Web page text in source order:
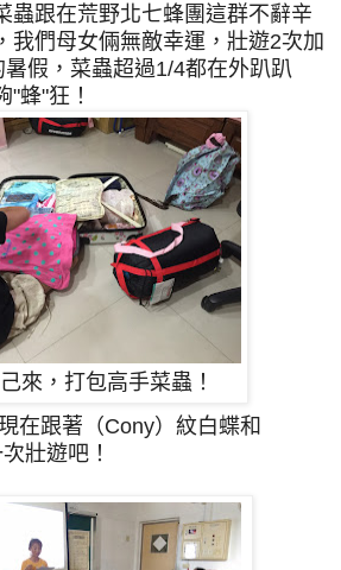
蟲跟在荒野北七蜂團這群不辭辛
我們母女倆無敵幸運，壯遊2次加
假，菜蟲超過1/4都在外趴趴
"蜂"狂！
來，打包高手菜蟲！
在跟著（Cony） 紋白蝶和
壯遊吧！